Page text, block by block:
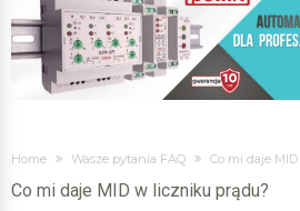
Home Wasze pytania FAQ Co mi daje
Co mi daje MID w liczniku prądu?